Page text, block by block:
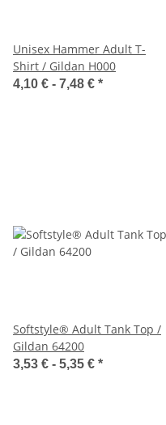
Unisex Hammer Adult T-
Shirt / Gildan H000
4,10 € - 7,48 € *
Softstyle® Adult Tank Top /
Gildan 64200
3,53 € - 5,35 € *